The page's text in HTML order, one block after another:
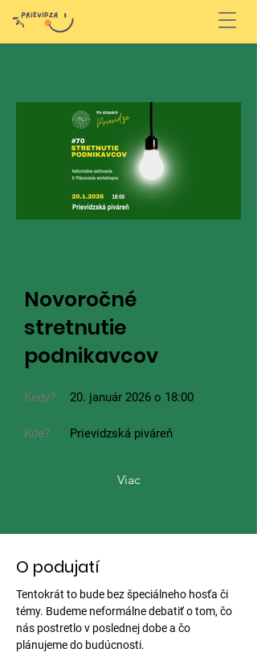
O podujatí
Tentokrát to bude bez špeciálneho hosťa či
témy. Budeme neformálne debatiť o tom, čo
nás postretlo v poslednej dobe a čo
plánujeme do budúcnosti.
Novoročné
stretnutie
podnikavcov
Kedy? 20. január 2026 o 18:00
Kde? Prievidzská piváreň
Viac